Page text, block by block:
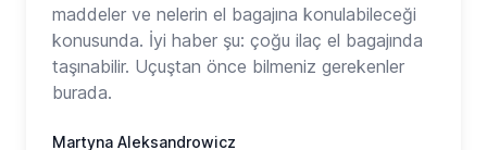
maddeler ve nelerin el bagajına konulabileceği
konusunda. İyi haber şu: çoğu ilaç el bagajında
taşınabilir. Uçuştan önce bilmeniz gerekenler
burada.
Martyna Aleksandrowicz